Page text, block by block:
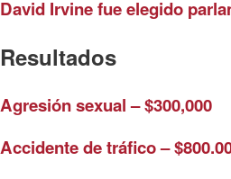
David Irvine fue elegido
Resultados
Agresión sexual – $300,000
Accidente de tráfico –